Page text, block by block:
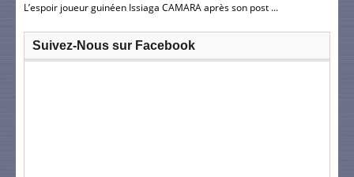
L’espoir joueur guinéen Issiaga CAMARA après son post ...
Suivez-Nous sur Facebook